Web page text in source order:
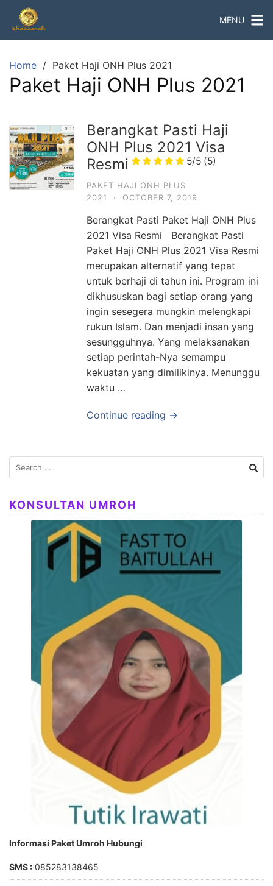
content
MENU
Home Paket Haji ONH Plus 2021
Paket Haji ONH Plus 2021
Berangkat Pasti Haji
ONH Plus 2021 Visa
Resmi
5/5 (5)
PAKET HAJI ONH PLUS
2021
· OCTOBER 7, 2019
Berangkat Pasti Paket Haji ONH Plus
2021 Visa Resmi Berangkat Pasti
Paket Haji ONH Plus 2021 Visa Resmi
merupakan alternatif yang tepat
untuk berhaji di tahun ini. Program ini
dikhususkan bagi setiap orang yang
ingin sesegera mungkin melengkapi
rukun Islam. Dan menjadi insan yang
sesungguhnya. Yang melaksanakan
setiap perintah-Nya semampu
kekuatan yang dimilikinya. Menunggu
waktu …
Continue reading →
Search
for:
KONSULTAN UMROH
Informasi Paket Umroh Hubungi
SMS : 085283138465